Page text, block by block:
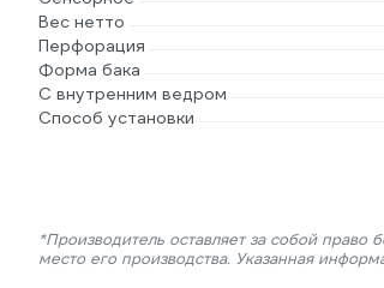
Вес нетто
Перфорация
Форма бака
С внутренним ведром
Способ установки
*Производитель оставляет за собой
место его производства. Указанная